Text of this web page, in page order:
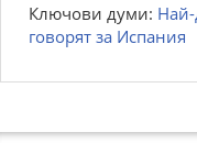
Ключови думи:
говорят за Испания